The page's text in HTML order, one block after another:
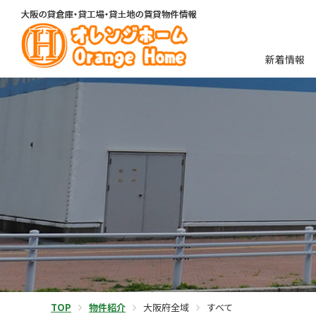
新着情報
TOP 物件紹介 大阪府全域 すべて